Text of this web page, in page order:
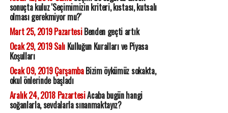
sonuçta kuluz 'Seçimimizin kriteri, kıstası, kutsalı
olması gerekmiyor mu?'
Mart 25, 2019 PazartesiBenden geçti artık
Ocak 29, 2019 SalıKulluğun Kuralları ve Piyasa
Koşulları
Ocak 09, 2019 ÇarşambaBizim öykümüz sokakta,
okul önlerinde başladı
Aralık 24, 2018 PazartesiAcaba bugün hangi
soğanlarla, sevdalarla sınanmaktayız?